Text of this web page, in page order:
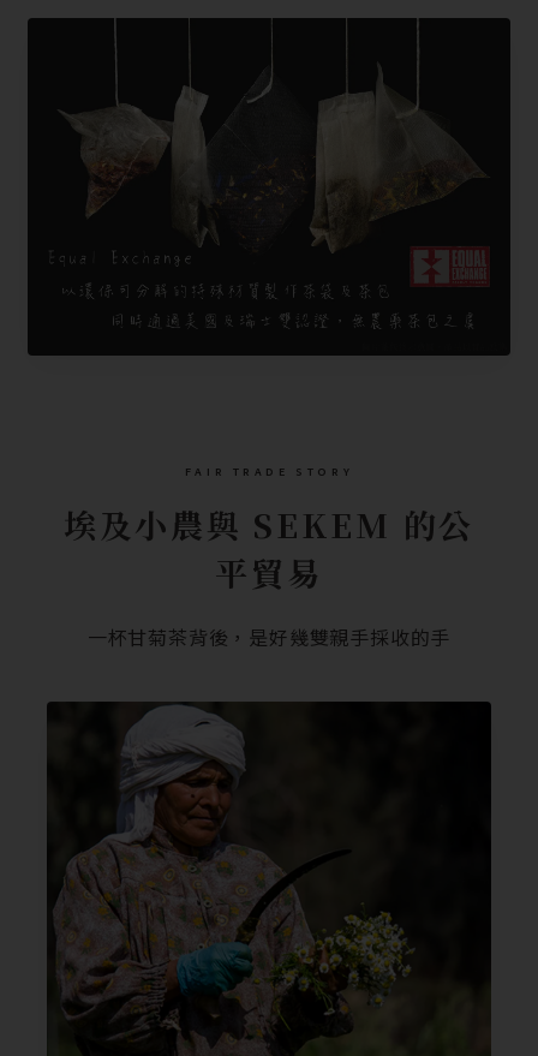
FAIR TRADE STORY
埃及小農與 SEKEM 的公
平貿易
一杯甘菊茶背後，是好幾雙親手採收的手